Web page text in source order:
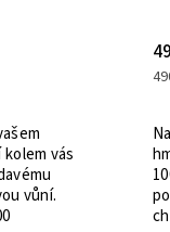
490 Kč / 1 ks
hmyzu i
100%
pokožku
chrániit